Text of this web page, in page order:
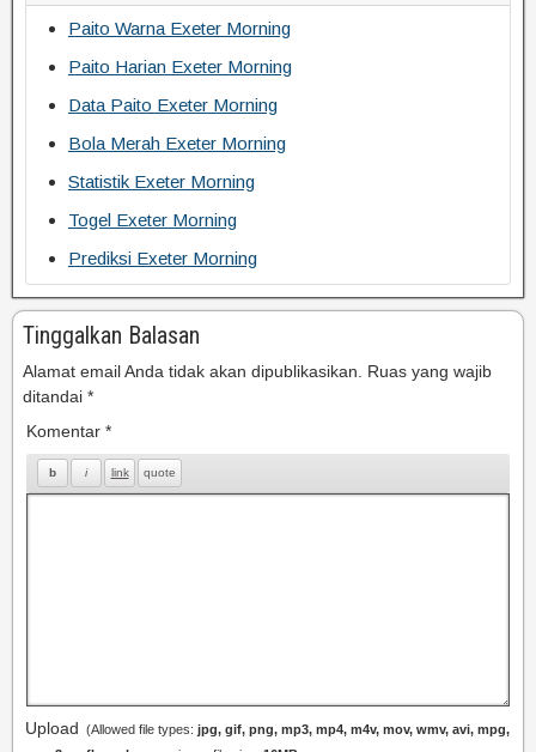
Paito Warna Exeter Morning
Paito Harian Exeter Morning
Data Paito Exeter Morning
Bola Merah Exeter Morning
Statistik Exeter Morning
Togel Exeter Morning
Prediksi Exeter Morning
Tinggalkan Balasan
Alamat email Anda tidak akan dipublikasikan.
Ruas yang wajib
ditandai *
Komentar *
Upload (Allowed file types: jpg, gif, png, mp3, mp4, m4v, mov, wmv, avi, mpg,